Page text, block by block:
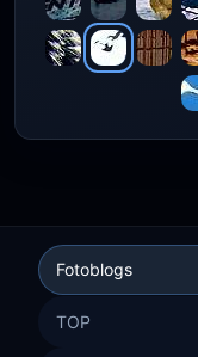
Fotoblogs
TOP